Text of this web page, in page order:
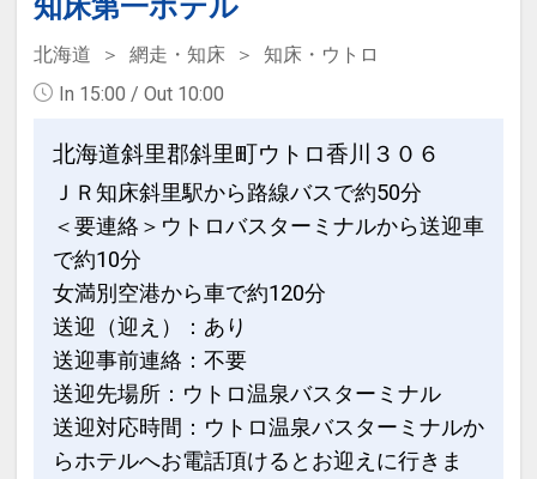
知床第一ホテル
北海道 網走・知床
知床・ウトロ
In 15:00 / Out 10:00
北海道斜里郡斜里町ウトロ香川３０６
ＪＲ知床斜里駅から路線バスで約50分
＜要連絡＞ウトロバスターミナルから送迎車
で約10分
女満別空港から車で約120分
送迎（迎え）：あり
送迎事前連絡：不要
送迎先場所：ウトロ温泉バスターミナル
送迎対応時間：ウトロ温泉バスターミナルか
らホテルへお電話頂けるとお迎えに行きま